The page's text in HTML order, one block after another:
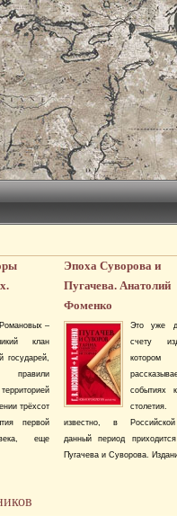
–
клан
государей,
правили
трёхсот
первой
еще
Эпоха Суворова и
Пугачева. Анатолий
Фоменко
Это уже
счету
котором
событиях
известно, в
данный период
Пугачева и Суворова.